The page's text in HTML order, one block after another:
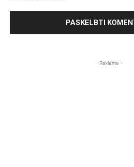
- Reklama -